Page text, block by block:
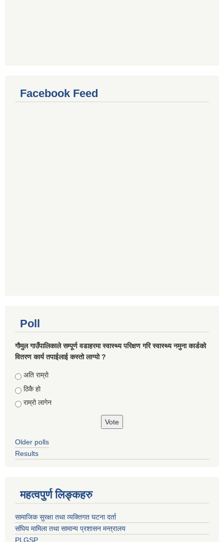
Facebook Feed
Poll
गौमुल गाउँपालिकाले सम्पूर्ण वडाहरमा स्वास्थ्य परिक्षण गरि स्वास्थ्य नमुना कार्डको
वितरण कार्य तपाईलाई कस्तो लाग्यो ?
Choices
अति राम्रो
ठिकै हो
राम्रो लागेन
Older polls
Results
महत्वपुर्ण लिङ्कहरु
सामाजिक सुरक्षा तथा व्यक्तिगत घटना दर्ता
संघिय मामिला तथा सामान्य प्रशासन मन्त्रालय
PLGSP